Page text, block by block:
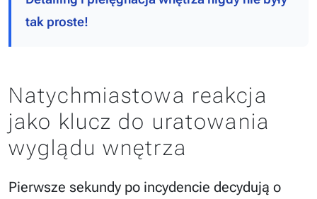
tak proste!
Natychmiastowa reakcja
jako klucz do uratowania
wyglądu wnętrza
Pierwsze sekundy po incydencie decydują o